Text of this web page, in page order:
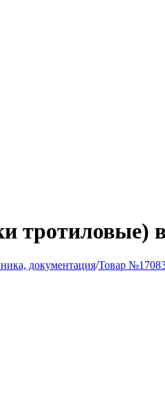
тротиловые)
документация/Товар